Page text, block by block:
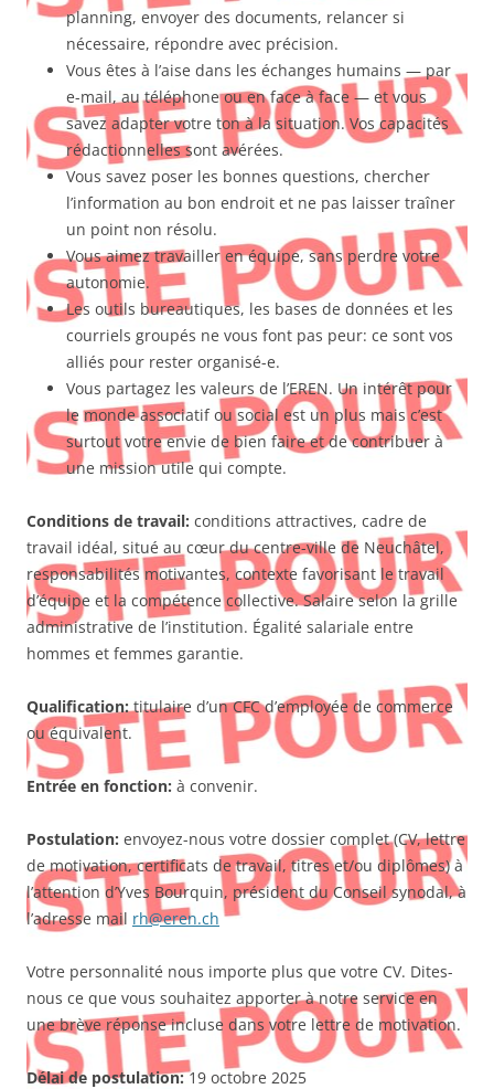
planning, envoyer des documents, relancer si
nécessaire, répondre avec précision.
Vous êtes à l’aise dans les échanges humains — par
e-mail, au téléphone ou en face à face — et vous
savez adapter votre ton à la situation. Vos capacités
rédactionnelles sont avérées.
Vous savez poser les bonnes questions, chercher
l’information au bon endroit et ne pas laisser traîner
un point non résolu.
Vous aimez travailler en équipe, sans perdre votre
autonomie.
Les outils bureautiques, les bases de données et les
courriels groupés ne vous font pas peur: ce sont vos
alliés pour rester organisé-e.
Vous partagez les valeurs de l’EREN. Un intérêt pour
le monde associatif ou social est un plus mais c’est
surtout votre envie de bien faire et de contribuer à
une mission utile qui compte.
Conditions de travail: conditions attractives, cadre de
travail idéal, situé au cœur du centre-ville de Neuchâtel,
responsabilités motivantes, contexte favorisant le travail
d’équipe et la compétence collective. Salaire selon la grille
administrative de l’institution. Égalité salariale entre
hommes et femmes garantie.
Qualification:titulaire d’un CFC d’employée de commerce
ou équivalent.
Entrée en fonction: à convenir.
Postulation: envoyez-nous votre dossier complet (CV, lettre
de motivation, certificats de travail, titres et/ou diplômes) à
l’attention d’Yves Bourquin, président du Conseil synodal, à
l’adresse mail rh@eren.ch
Votre personnalité nous importe plus que votre CV. Dites-
nous ce que vous souhaitez apporter à notre service en
une brève réponse incluse dans votre lettre de motivation.
Délai de postulation:19 octobre 2025